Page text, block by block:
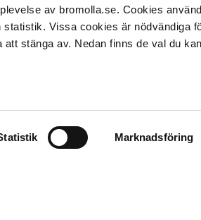
av bromolla.se. Cookies
Vissa cookies är nödvändiga
stänga av. Nedan finns de val du
Marknadsföring